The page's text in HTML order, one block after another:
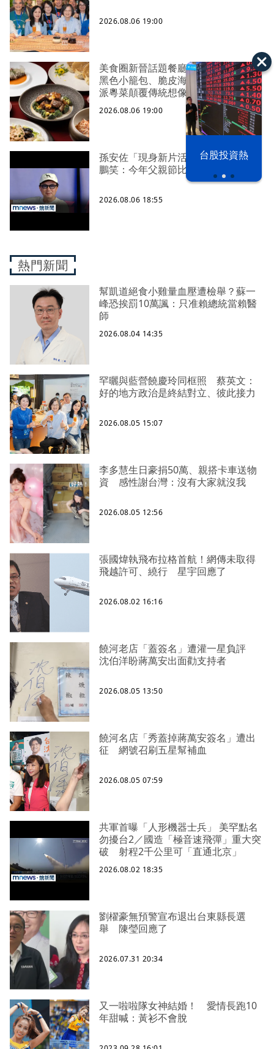
之下
台股投資熱
2026.08.06 19:00
美食圈新晉話題餐廳「榕居」！新推
黑色小籠包、脆皮海參、M9和牛 新
派粵菜顛覆傳統想像
2026.08.06 19:00
孫安佐「現身新片活動」挺爸！ 孫
鵬笑：今年父親節比去年輕鬆
2026.08.06 18:55
熱門新聞
幫凱道絕食小雞量血壓遭檢舉？蘇一
峰恐挨罰10萬諷：只准賴總統當賴醫
師
2026.08.04 14:35
罕曬與藍營饒慶玲同框照 蔡英文：
好的地方政治是終結對立、彼此接力
2026.08.05 15:07
李多慧生日豪捐50萬、親搭卡車送物
資 感性謝台灣：沒有大家就沒我
2026.08.05 12:56
張國煒執飛布拉格首航！網傳未取得
飛越許可、繞行 星宇回應了
2026.08.02 16:16
饒河老店「蓋簽名」遭灌一星負評
沈伯洋盼蔣萬安出面勸支持者
2026.08.05 13:50
饒河名店「秀蓋掉蔣萬安簽名」遭出
征 網號召刷五星幫補血
2026.08.05 07:59
共軍首曝「人形機器士兵」 美罕點名
勿擾台2／國造「極音速飛彈」重大突
破 射程2千公里可「直通北京」
2026.08.02 18:35
劉櫂豪無預警宣布退出台東縣長選
舉 陳瑩回應了
2026.07.31 20:34
又一啦啦隊女神結婚！ 愛情長跑10
年甜喊：黃衫不會脫